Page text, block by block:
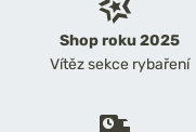
Shop roku 2025
Vítěz sekce rybaření